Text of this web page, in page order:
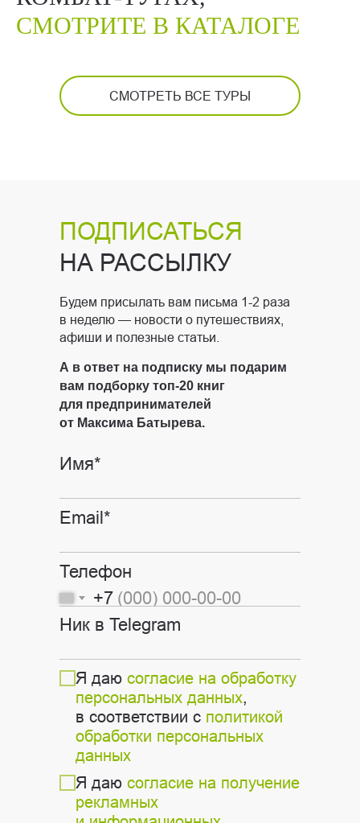
СМОТРИТЕ В КАТАЛОГЕ
СМОТРЕТЬ ВСЕ ТУРЫ
ПОДПИСАТЬСЯ
НА РАССЫЛКУ
Будем присылать вам письма 1-2 раза
в неделю — новости о путешествиях,
афиши и полезные статьи.
Имя*
Email*
Телефон
+7
Ник в Telegram
Я даю согласие на обработку
персональных данных,
в соответствии с политикой
обработки персональных
данных
Я даю согласие на получение
рекламных
А в ответ на подписку мы подарим
вам подборку топ-20 книг
для предпринимателей
от Максима Батырева.